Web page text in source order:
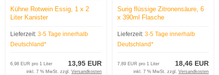
Kühne Rotwein Essig, 1 x 2
Liter Kanister
Lieferzeit: 3-5 Tage innerhalb
Deutschland*
13,95 EUR
6,98 EUR pro 1 Liter
inkl. 7 % MwSt. zzgl. Versandkosten
Surig flüssige Zitronensäure, 6
x 390ml Flasche
Lieferzeit: 3-5 Tage innerhalb
Deutschland*
18,46 EUR
7,89 EUR pro 1 Liter
inkl. 7 % MwSt. zzgl. Versandkosten